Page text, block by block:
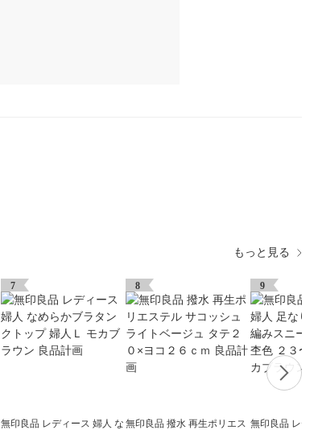
もっと見る
7
無印良品 レディース 婦人 な
8
無印良品 撥水 再生ポリエス
9
無印良品 レデ